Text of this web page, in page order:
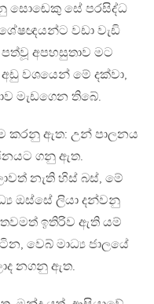
සොඬෙකු සේ පරසිද්ධ
වඩා වැඩි
අපහසුතාව මට
වශයෙන් මේ දක්වා,
මැඩගෙන තිබේ.
කරනු ඇත: උන් පාලනය
ගනු ඇත.
නැති හිස් බස්, මේ
ඔස්සේ ලියා දන්වනු
ඉතිරිව ඇති යම්
වෙබ් මාධ්‍ය ජාලයේ
නගනු ඇත.